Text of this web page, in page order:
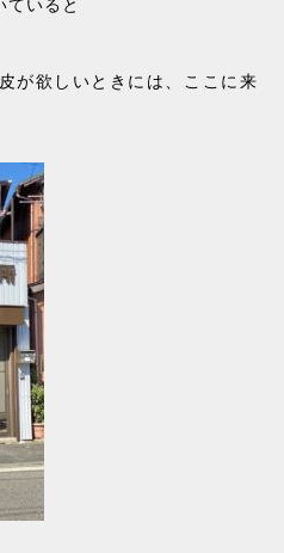
ていると
が欲しいときには、ここに来